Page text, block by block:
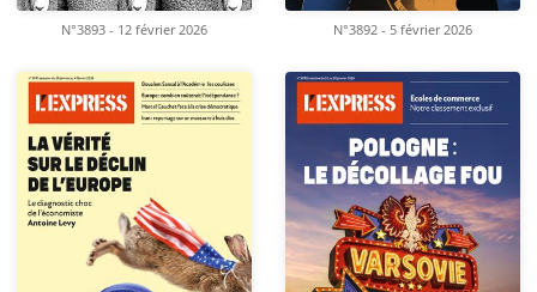
N°3893 - 12 février 2026 N°3892 - 5 février 2026